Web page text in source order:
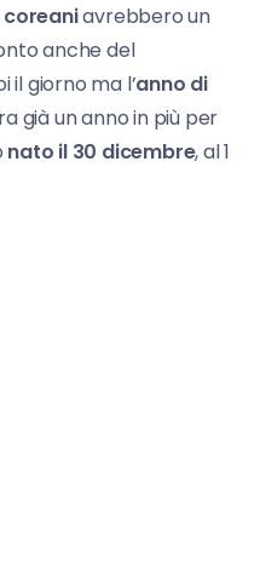
coreaniavrebbero un
anche del
il giorno ma l’anno di
già un anno in più per
nato il 30 dicembre, al 1